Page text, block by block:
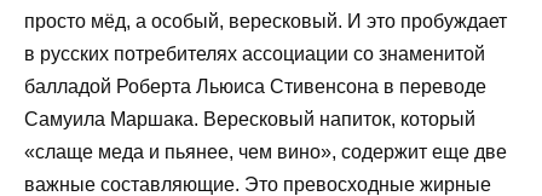
просто мёд, а особый, вересковый. И это пробуждает
в русских потребителях ассоциации со знаменитой
балладой Роберта Льюиса Стивенсона в переводе
Самуила Маршака. Вересковый напиток, который
«слаще меда и пьянее, чем вино», содержит еще две
важные составляющие. Это превосходные жирные